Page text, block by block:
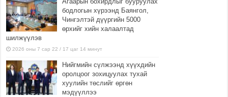
бодлогын хүрээнд Баянгол,
Чингэлтэй дүүргийн 5000
өрхийг хийн халаалтад
шилжүүлэв
2026 оны 7 сар 22 / 17 цаг 14 минут
Нийгмийн сүлжээнд хүүхдийн
оролцоог зохицуулах тухай
хуулийн төслийг өргөн
мэдүүллээ